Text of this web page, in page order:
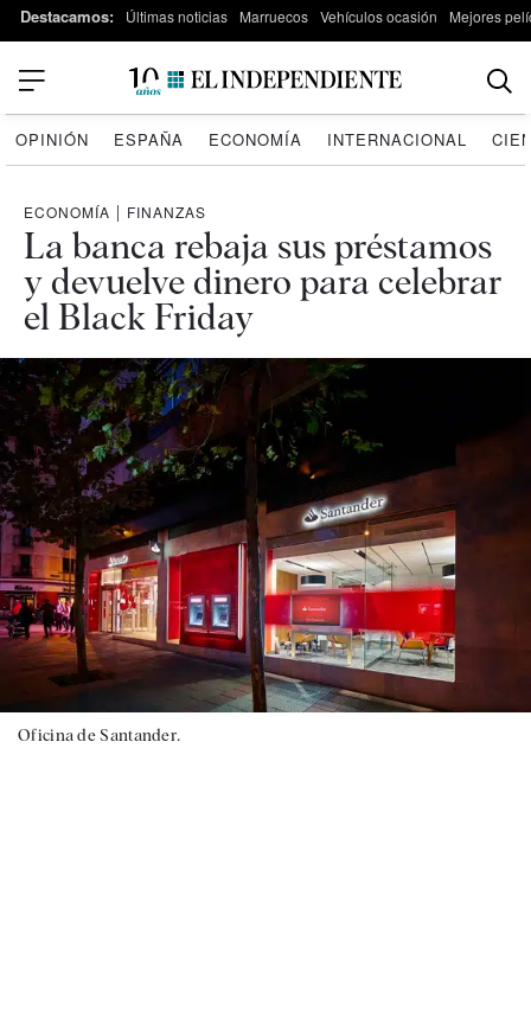
Destacamos: Últimas noticias Marruecos Vehículos ocasión Mejores
OPINIÓN ESPAÑA ECONOMÍA INTERNACIONAL
ECONOMÍA | FINANZAS
La banca rebaja sus préstamos
y devuelve dinero para celebrar
el Black Friday
Oficina de Santander.